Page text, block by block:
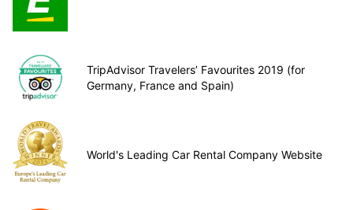
TripAdvisor Travelers’ Favourites 2019 (for
Germany, France and Spain)
World's Leading Car Rental Company Website